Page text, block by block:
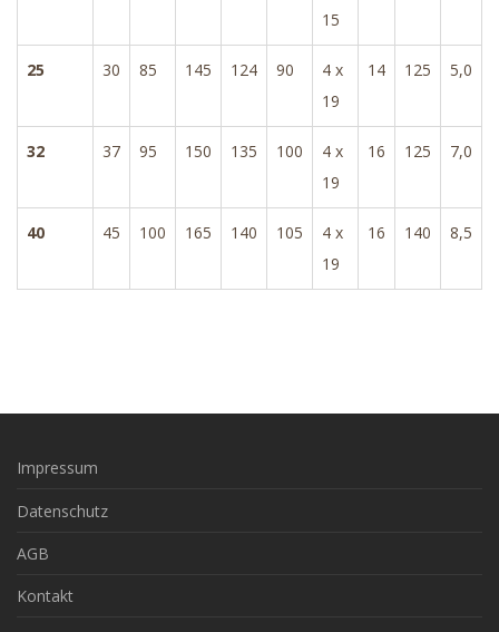
15
25 30 85 145 124 90
4 x
19
14 125 5,0
32 37 95 150 135 100
4 x
19
16 125 7,0
40 45 100 165 140 105
4 x
19
16 140 8,5
Impressum
Datenschutz
AGB
Kontakt